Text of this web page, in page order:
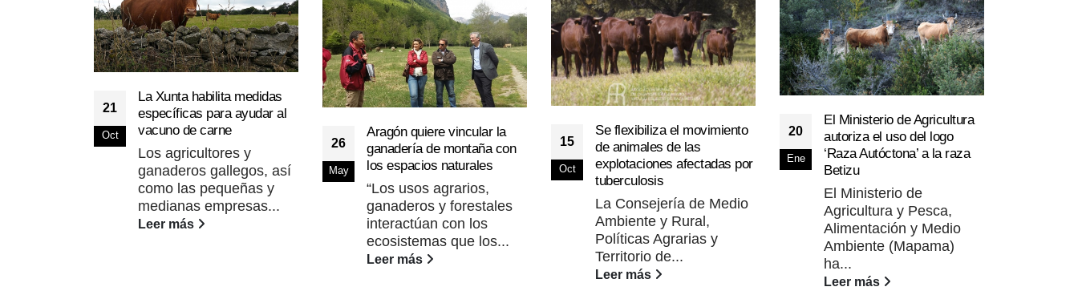
21
Oct
La Xunta habilita medidas
específicas para ayudar al
vacuno de carne
Los agricultores y
ganaderos gallegos, así
como las pequeñas y
medianas empresas...
Leer más
26
May
Aragón quiere vincular la
ganadería de montaña con
los espacios naturales
“Los usos agrarios,
ganaderos y forestales
interactúan con los
ecosistemas que los...
Leer más
15
Oct
Se flexibiliza el movimiento
de animales de las
explotaciones afectadas por
tuberculosis
La Consejería de Medio
Ambiente y Rural,
Políticas Agrarias y
Territorio de...
Leer más
20
Ene
El Ministerio de Agricultura
autoriza el uso del logo
‘Raza Autóctona’ a la raza
Betizu
El Ministerio de
Agricultura y Pesca,
Alimentación y Medio
Ambiente (Mapama)
ha...
Leer más